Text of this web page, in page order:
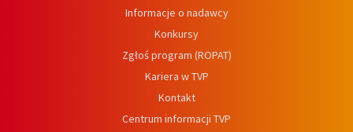
Informacje o nadawcy
Konkursy
Zgłoś program (ROPAT)
Kariera w TVP
Kontakt
Centrum informacji TVP